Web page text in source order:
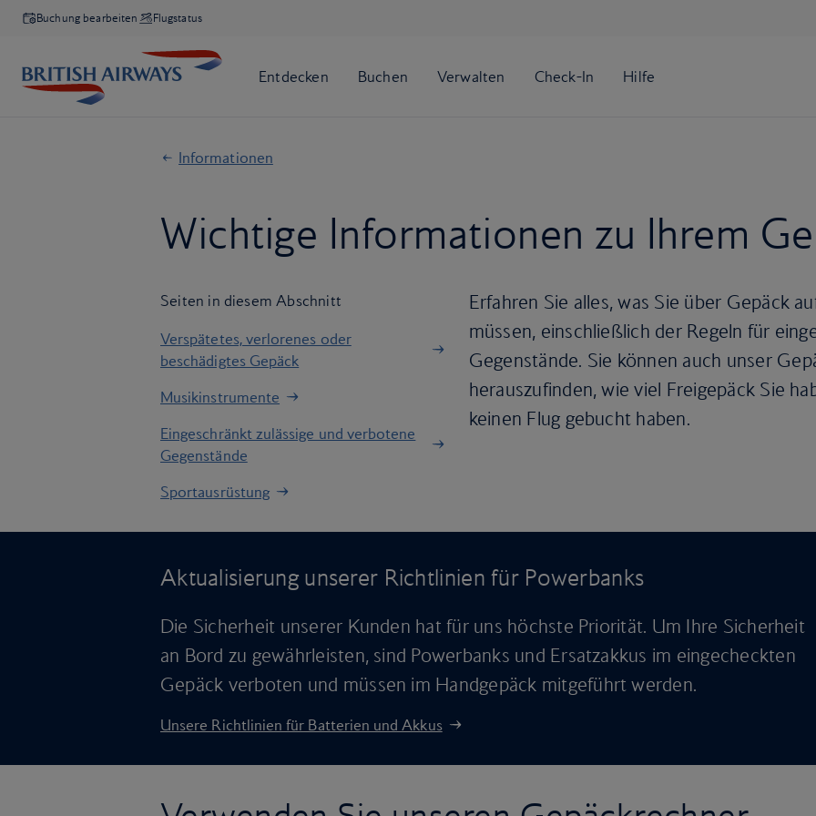
Buchung bearbeiten Flugstatus
Informationen
Wichtige Informationen zu Ihrem
Seiten in diesem Abschnitt
Verspätetes, verlorenes oder
beschädigtes Gepäck
Musikinstrumente
Eingeschränkt zulässige und verbotene
Gegenstände
Sportausrüstung
Erfahren Sie alles, was Sie über Gepäck
müssen, einschließlich der Regeln für
Gegenstände. Sie können auch unser
herauszufinden, wie viel Freigepäck Sie
keinen Flug gebucht haben.
Aktualisierung unserer Richtlinien für Powerbanks
Die Sicherheit unserer Kunden hat für uns höchste Priorität. Um Ihre Sicherheit
an Bord zu gewährleisten, sind Powerbanks und Ersatzakkus im eingecheckten
Gepäck verboten und müssen im Handgepäck mitgeführt werden.
Unsere Richtlinien für Batterien und Akkus